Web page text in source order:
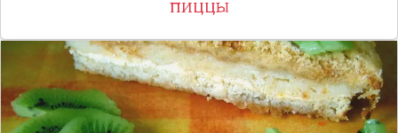
пиццы